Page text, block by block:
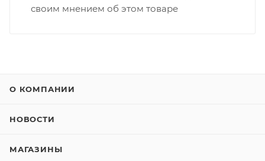
своим мнением об этом товаре
О КОМПАНИИ
НОВОСТИ
МАГАЗИНЫ